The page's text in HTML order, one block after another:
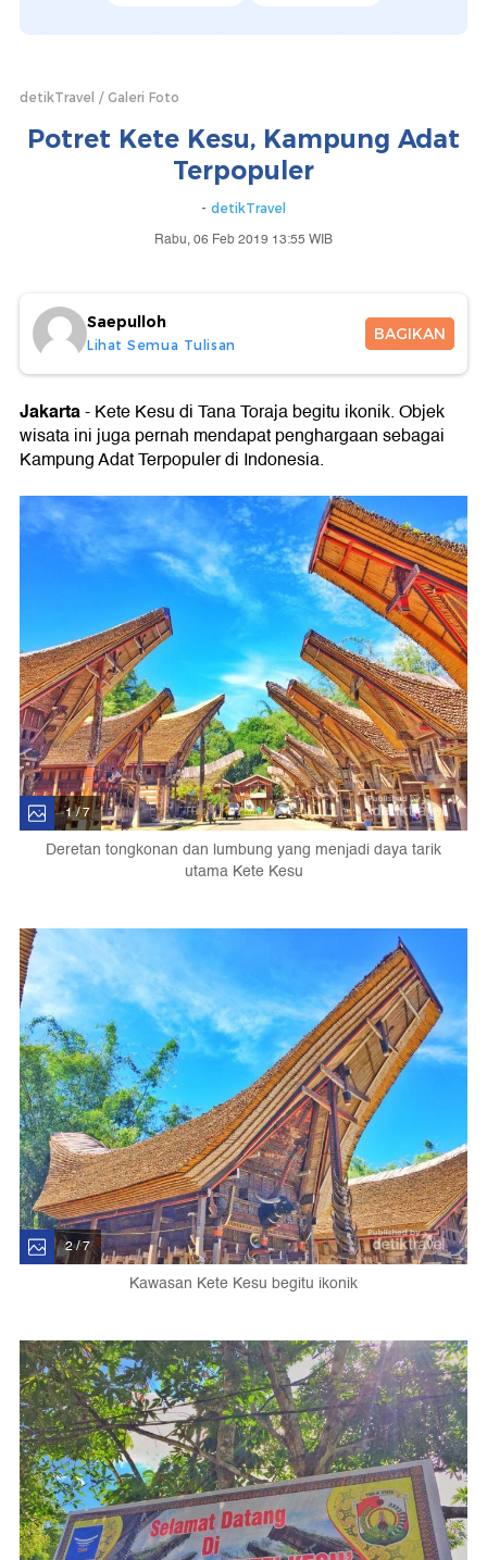
detikTravel Galeri Foto
Potret Kete Kesu, Kampung Adat
Terpopuler
- detikTravel
Rabu, 06 Feb 2019 13:55 WIB
Saepulloh
Lihat Semua Tulisan
BAGIKAN
Jakarta- Kete Kesu di Tana Toraja begitu ikonik. Objek
wisata ini juga pernah mendapat penghargaan sebagai
Kampung Adat Terpopuler di Indonesia.
1 / 7
Deretan tongkonan dan lumbung yang menjadi daya tarik
utama Kete Kesu
2 / 7
Kawasan Kete Kesu begitu ikonik